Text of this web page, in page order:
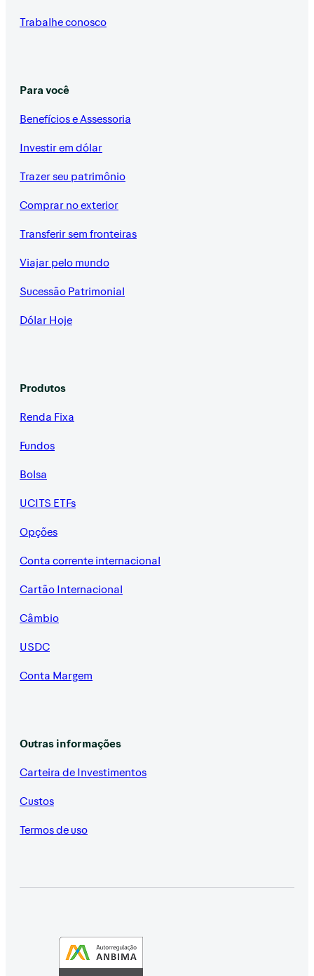
Trabalhe conosco
Para você
Benefícios e Assessoria
Investir em dólar
Trazer seu patrimônio
Comprar no exterior
Transferir sem fronteiras
Viajar pelo mundo
Sucessão Patrimonial
Dólar Hoje
Produtos
Renda Fixa
Fundos
Bolsa
UCITS ETFs
Opções
Conta corrente internacional
Cartão Internacional
Câmbio
USDC
Conta Margem
Outras informações
Carteira de Investimentos
Custos
Termos de uso